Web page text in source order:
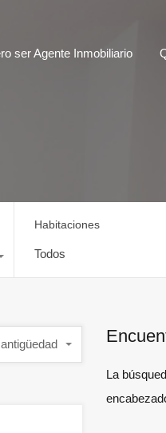
ser Agente Inmobiliario
Habitaciones
Todos
La